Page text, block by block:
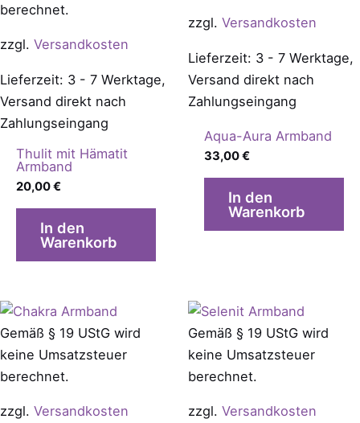
berechnet.
zzgl. Versandkosten
Lieferzeit: 3 - 7 Werktage,
Versand direkt nach
Zahlungseingang
Thulit mit Hämatit
Armband
20,00€
In den
Warenkorb
zzgl. Versandkosten
Lieferzeit: 3 - 7 Werktage,
Versand direkt nach
Zahlungseingang
Aqua-Aura Armband
33,00€
In den
Warenkorb
Gemäß § 19 UStG wird
keine Umsatzsteuer
berechnet.
zzgl. Versandkosten
Gemäß § 19 UStG wird
keine Umsatzsteuer
berechnet.
zzgl. Versandkosten